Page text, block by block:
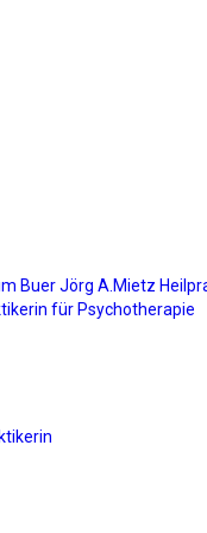
Buer Jörg A.Mietz
für Psychotherapie